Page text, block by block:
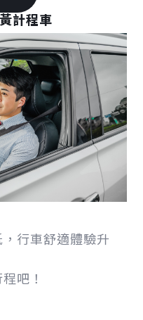
計程車
行車舒適體驗升
吧！